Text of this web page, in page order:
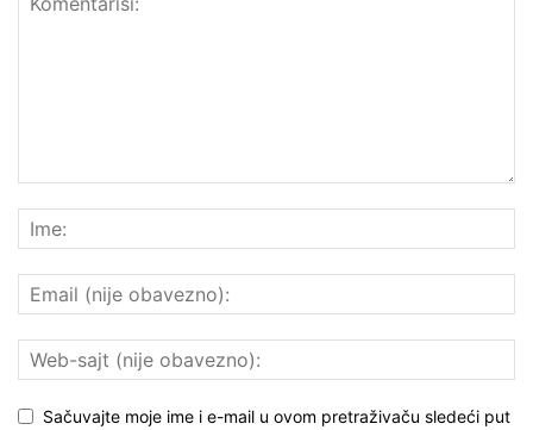
Sačuvajte moje ime i e-mail u ovom pretraživaču sledeći put